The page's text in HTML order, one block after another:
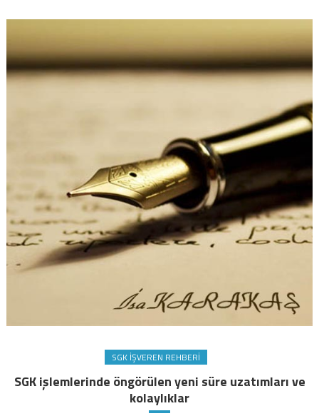
SGK İŞVEREN REHBERI
SGK işlemlerinde öngörülen yeni süre uzatımları ve
kolaylıklar